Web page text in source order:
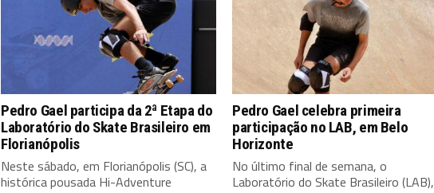
Pedro Gael participa da 2ª Etapa do
Laboratório do Skate Brasileiro em
Florianópolis
Neste sábado, em Florianópolis (SC), a
histórica pousada Hi-Adventure
Pedro Gael celebra primeira
participação no LAB, em Belo
Horizonte
No último final de semana, o
Laboratório do Skate Brasileiro (LAB),